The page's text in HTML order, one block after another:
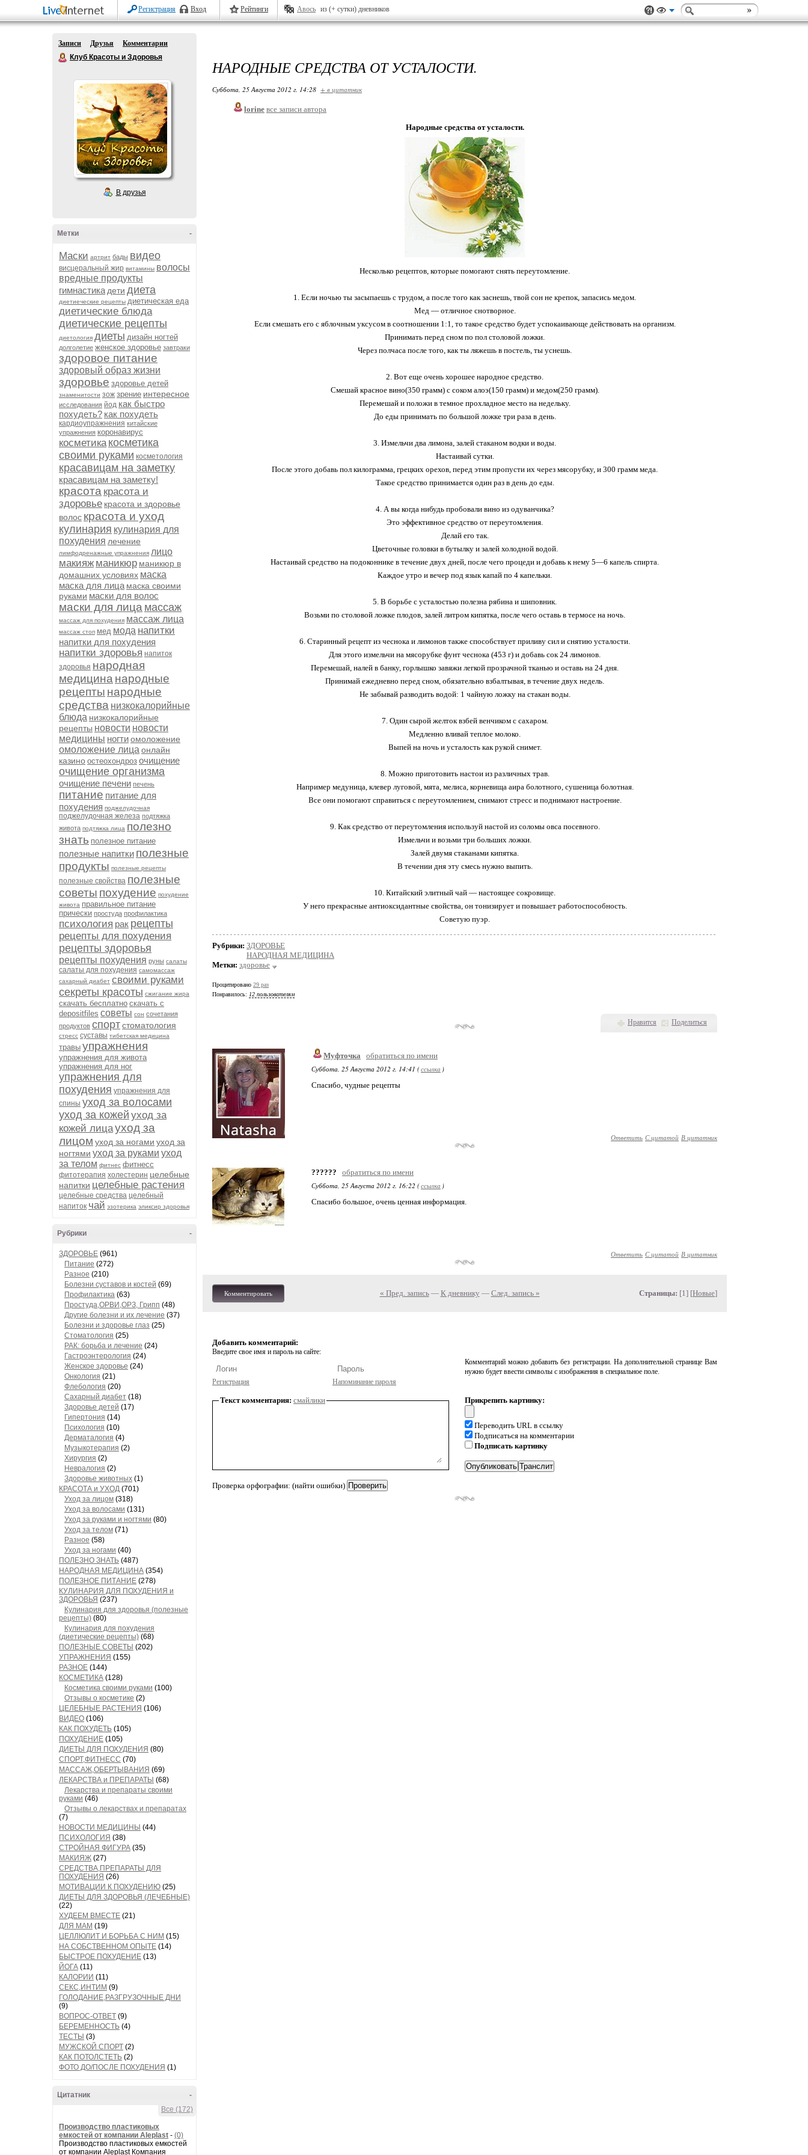
Регистрация Вход Рейтинги Авось из (+ сутки) дневников
Записи Друзья
Комментарии
Клуб Красоты и Здоровья
В друзья
-
Метки
Маски артрит бады видео
висцеральный жир витамины волосы
вредные продукты
гимнастика дети диета
диетиеческие рецепты диетическая еда
диетические блюда
диетические рецепты
диетология диеты дизайн ногтей
долголетие женское здоровье завтраки
здоровое питание
здоровый образ жизни
здоровье здоровье детей
знаменитости зож зрение интересное
исследования йод как быстро
похудеть? как похудеть
кардиоупражнения китайские
упражнения коронавирус
косметика косметика
своими руками косметология
красавицам на заметку
красавицам на заметку!
красота красота и
здоровье красота и здоровье
волос красота и уход
кулинария кулинария для
похудения лечение
лимфодренажные упражнения лицо
макияж маникюр маникюр в
домашних условиях маска
маска для лица маска своими
руками маски для волос
маски для лица массаж
массаж для похудения массаж лица
массаж стоп мед мода напитки
напитки для похудения
напитки здоровья напиток
здоровья народная
медицина народные
рецепты народные
средства низкокалорийные
блюда низкокалорийные
рецепты новости новости
медицины ногтиомоложение
омоложение лица онлайн
казино остеохондроз очищение
очищение организма
очищение печени печень
питание питание для
похудения поджелудочная
поджелудочная железа подтяжка
живота подтяжка лица полезно
знать полезное питание
полезные напитки полезные
продукты полезные рецепты
полезные свойства полезные
советы похудение похудение
живота правильное питание
прически простуда профилактика
психология рак рецепты
рецепты для похудения
рецепты здоровья
рецепты похудения руны салаты
салаты для похудения самомассаж
сахарный диабет своими руками
секреты красоты сжигание жира
скачать бесплатно скачать с
depositfiles советы сон сочетания
продуктов спортстоматология
стресс суставы тибетская медицина
травы упражнения
упражнения для живота
упражнения для ног
упражнения для
похудения упражнения для
спины уход за волосами
уход за кожей уход за
кожей лицауход за
лицом уход за ногами уход за
ногтями уход за руками уход
за телом фитнес фитнесс
фитотерапия холестерин целебные
напитки целебные растения
целебные средства целебный
напиток чай эзотерика эликсир здоровья
-
Рубрики
ЗДОРОВЬЕ (961)
Питание (272)
Разное (210)
Болезни суставов и костей (69)
Профилактика (63)
Простуда,ОРВИ,ОРЗ, Грипп (48)
Другие болезни и их лечение (37)
Болезни и здоровье глаз (25)
Стоматология (25)
РАК: борьба и лечение (24)
Гастроэнтерология (24)
Женское здоровье (24)
Онкология (21)
Флебология (20)
Сахарный диабет (18)
Здоровье детей (17)
Гипертония (14)
Психология (10)
Дерматалогия (4)
Музыкотерапия (2)
Хирургия (2)
Невралогия (2)
Здоровье животных (1)
КРАСОТА и УХОД (701)
Уход за лицом (318)
Уход за волосами (131)
Уход за руками и ногтями (80)
Уход за телом (71)
Разное (58)
Уход за ногами (40)
ПОЛЕЗНО ЗНАТЬ (487)
НАРОДНАЯ МЕДИЦИНА (354)
ПОЛЕЗНОЕ ПИТАНИЕ (278)
КУЛИНАРИЯ ДЛЯ ПОХУДЕНИЯ и
ЗДОРОВЬЯ (237)
Кулинария для здоровья (полезные
рецепты) (80)
Кулинария для похудения
(диетические рецепты) (68)
ПОЛЕЗНЫЕ СОВЕТЫ (202)
УПРАЖНЕНИЯ (155)
РАЗНОЕ (144)
КОСМЕТИКА (128)
Косметика своими руками (100)
Отзывы о косметике (2)
ЦЕЛЕБНЫЕ РАСТЕНИЯ (106)
ВИДЕО (106)
КАК ПОХУДЕТЬ (105)
ПОХУДЕНИЕ (105)
ДИЕТЫ ДЛЯ ПОХУДЕНИЯ (80)
СПОРТ,ФИТНЕСС (70)
МАССАЖ,ОБЕРТЫВАНИЯ (69)
ЛЕКАРСТВА и ПРЕПАРАТЫ (68)
Лекарства и препараты своими
руками (46)
Отзывы о лекарствах и препаратах
(7)
НОВОСТИ МЕДИЦИНЫ (44)
ПСИХОЛОГИЯ (38)
СТРОЙНАЯ ФИГУРА (35)
МАКИЯЖ (27)
СРЕДСТВА,ПРЕПАРАТЫ ДЛЯ
ПОХУДЕНИЯ (26)
МОТИВАЦИИ К ПОХУДЕНИЮ (25)
ДИЕТЫ ДЛЯ ЗДОРОВЬЯ (ЛЕЧЕБНЫЕ)
(22)
ХУДЕЕМ ВМЕСТЕ (21)
ДЛЯ МАМ (19)
ЦЕЛЛЮЛИТ И БОРЬБА С НИМ (15)
НА СОБСТВЕННОМ ОПЫТЕ (14)
БЫСТРОЕ ПОХУДЕНИЕ (13)
ЙОГА (11)
КАЛОРИИ (11)
СЕКС,ИНТИМ (9)
ГОЛОДАНИЕ,РАЗГРУЗОЧНЫЕ ДНИ
(9)
ВОПРОС-ОТВЕТ (9)
БЕРЕМЕННОСТЬ (4)
ТЕСТЫ (3)
МУЖСКОЙ СПОРТ (2)
КАК ПОТОЛСТЕТЬ (2)
ФОТО ДО/ПОСЛЕ ПОХУДЕНИЯ (1)
-
Цитатник
Все (172)
Производство пластиковых
емкостей от компании Aleplast - (0)
Производство пластиковых емкостей
от компании Aleplast Компания
НАРОДНЫЕ СРЕДСТВА ОТ УСТАЛОСТИ.
Суббота, 25 Августа 2012 г. 14:28 + в цитатник
lorine все записи автора
Народные средства от усталости.
Несколько рецептов, которые помогают снять переутомление.
1. Если ночью ты засыпаешь с трудом, а после того как заснешь, твой сон не крепок, запасись медом.
Мед — отличное снотворное.
Если смешать его с яблочным уксусом в соотношении 1:1, то такое средство будет успокаивающе действовать на организм.
Принимать перед сном по пол столовой ложки.
Через полчаса после того, как ты ляжешь в постель, ты уснешь.
2. Вот еще очень хорошее народное средство.
Смешай красное вино(350 грамм) с соком алоэ(150 грамм) и медом(250 грамм).
Перемешай и положи в темное прохладное место на недельку.
До еды принимать по большой ложке три раза в день.
3. Измельчи два лимона, залей стаканом водки и воды.
Настаивай сутки.
После этого добавь пол килограмма, грецких орехов, перед этим пропусти их через мясорубку, и 300 грамм меда.
Такое средство принимается один раз в день до еды.
4. А вы когда нибудь пробовали вино из одуванчика?
Это эффективное средство от переутомления.
Делай его так.
Цветочные головки в бутылку и залей холодной водой.
Настаивай средство на подоконнике в течение двух дней, после чего процеди и добавь к нему 5—6 капель спирта.
Каждое утро и вечер под язык капай по 4 капельки.
5. В борьбе с усталостью полезна рябина и шиповник.
Возьми по столовой ложке плодов, залей литром кипятка, после чего оставь в термосе на ночь.
6. Старинный рецепт из чеснока и лимонов также способствует приливу сил и снятию усталости.
Для этого измельчи на мясорубке фунт чеснока (453 г) и добавь сок 24 лимонов.
Перемешай, налей в банку, горлышко завяжи легкой прозрачной тканью и оставь на 24 дня.
Принимай ежедневно перед сном, обязательно взбалтывая, в течение двух недель.
Не забывай разводить водой: 1 чайную ложку на стакан воды.
7. Один сырой желток взбей венчиком с сахаром.
Медленно вливай теплое молоко.
Выпей на ночь и усталость как рукой снимет.
8. Можно приготовить настои из различных трав.
Например медуница, клевер луговой, мята, мелиса, корневища аира болотного, сушеница болотная.
Все они помогают справиться с переутомлением, снимают стресс и поднимают настроение.
9. Как средство от переутомления используй настой из соломы овса посевного.
Измельчи и возьми три больших ложки.
Залей двумя стаканами кипятка.
В течении дня эту смесь нужно выпить.
10. Китайский элитный чай — настоящее сокровище.
У него прекрасные антиоксидантные свойства, он тонизирует и повышает работоспособность.
Советую пуэр.
Рубрики: ЗДОРОВЬЕ
НАРОДНАЯ МЕДИЦИНА
Метки: здоровье
Процитировано 29 раз
Понравилось: 12 пользователям
Нравится Поделиться
Муфточка
обратиться по имени
Суббота, 25 Августа 2012 г. 14:41 (ссылка )
Спасибо, чудные рецепты
Ответить С цитатой В цитатник
??????
обратиться по имени
Суббота, 25 Августа 2012 г. 16:22 (ссылка )
Спасибо большое, очень ценная информация.
Ответить С цитатой В цитатник
Комментировать « Пред. запись— К дневнику — След. запись » Страницы: [1] [Новые]
Добавить комментарий:
Введите свое имя и пароль на сайте:
Регистрация Напоминание пароля
Комментарий можно добавить без регистрации. На дополнительной странице Вам
нужно будет ввести символы с изображения в специальное поле.
Текст комментария: смайлики
Проверка орфографии: (найти ошибки)
Прикрепить картинку:
Переводить URL в ссылку
Подписаться на комментарии
Подписать картинку